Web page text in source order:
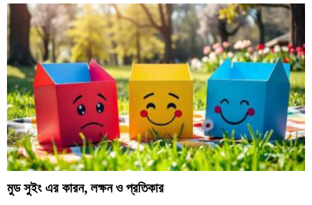
মুড সুইং এর কারন, লক্ষন ও প্রতিকার